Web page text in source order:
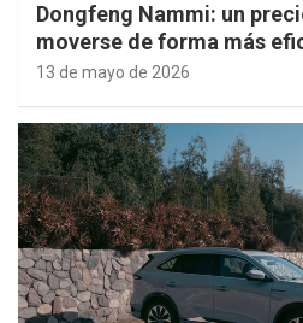
Dongfeng Nammi: un
moverse de forma más
13 de mayo de 2026